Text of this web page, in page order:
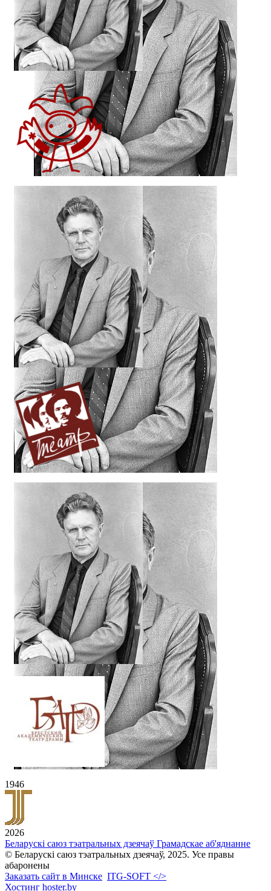
1946
2026
Беларускі саюз тэатральных дзеячаў Грамадскае аб'яднанне
© Беларускі саюз тэатральных дзеячаў, 2025. Усе правы
абаронены
Заказать сайт в Минске ITG-SOFT </>
Хостинг hoster.by